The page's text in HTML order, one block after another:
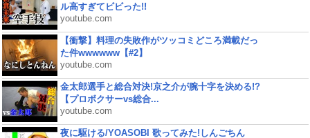
ル高すぎてビビった!!
youtube.com
【衝撃】料理の失敗作がツッコミどころ満載だっ
た件wwwwww【#2】
youtube.com
金太郎選手と総合対決!京之介が腕十字を決める!?
【プロボクサーvs総合...
youtube.com
夜に駆ける/YOASOBI 歌ってみた!しんごちん